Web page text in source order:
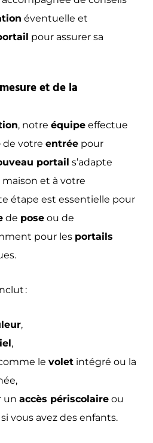
éventuelle et
pour assurer sa
et de la
, notre équipeeffectue
de votre entréepour
portail s’adapte
et à votre
étape est essentielle pour
de poseou de
pour les portails
:
,
,
le voletintégré ou la
un accès périscolaireou
vous avez des enfants.